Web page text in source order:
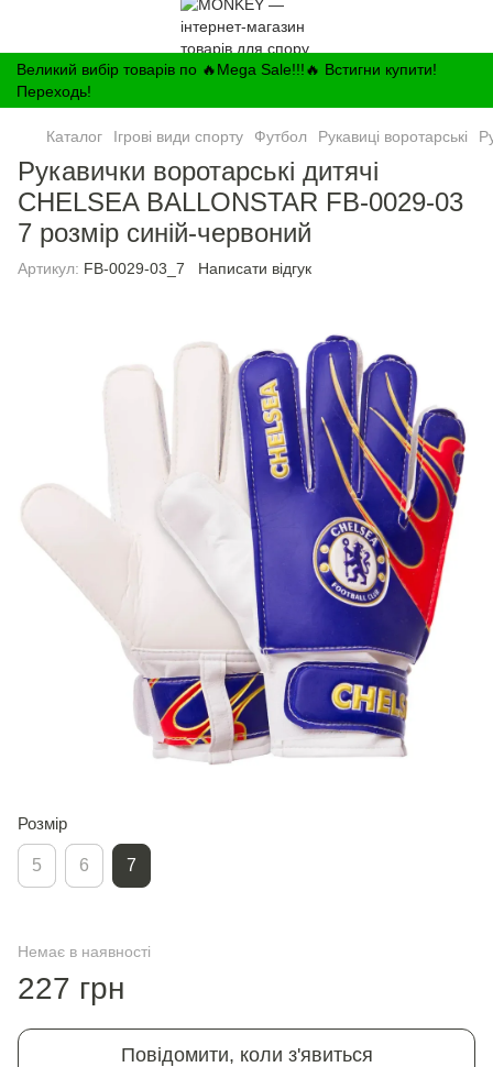
Великий вибір товарів по 🔥Mega Sale!!!🔥 Встигни купити!
Переходь!
Каталог Ігрові види спорту Футбол Рукавиці воротарські
Рукавички воротарські дитячі
CHELSEA BALLONSTAR FB-0029-03
7 розмір синій-червоний
Артикул: FB-0029-03_7 Написати відгук
Розмір
5 6 7
Немає в наявності
227 грн
Повідомити, коли з'явиться